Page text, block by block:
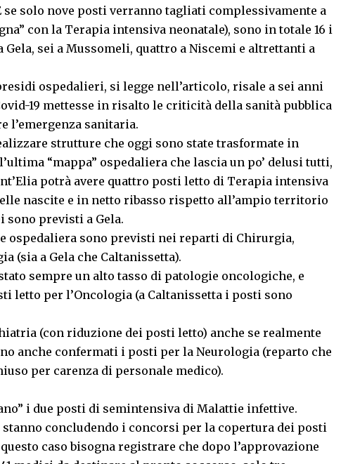
solo nove posti verranno tagliati complessivamente a
con la Terapia intensiva neonatale), sono in totale 16 i
sei a Mussomeli, quattro a Niscemi e altrettanti a
ospedalieri, si legge nell’articolo, risale a sei anni
19 mettesse in risalto le criticità della sanità pubblica
l’emergenza sanitaria.
strutture che oggi sono state trasformate in
“mappa” ospedaliera che lascia un po’ delusi tutti,
potrà avere quattro posti letto di Terapia intensiva
nascite e in netto ribasso rispetto all’ampio territorio
previsti a Gela.
ospedaliera sono previsti nei reparti di Chirurgia,
(sia a Gela che Caltanissetta).
sempre un alto tasso di patologie oncologiche, e
letto per l’Oncologia (a Caltanissetta i posti sono
(con riduzione dei posti letto) anche se realmente
anche confermati i posti per la Neurologia (reparto che
per carenza di personale medico).
posti di semintensiva di Malattie infettive.
concludendo i concorsi per la copertura dei posti
caso bisogna registrare che dopo l’approvazione